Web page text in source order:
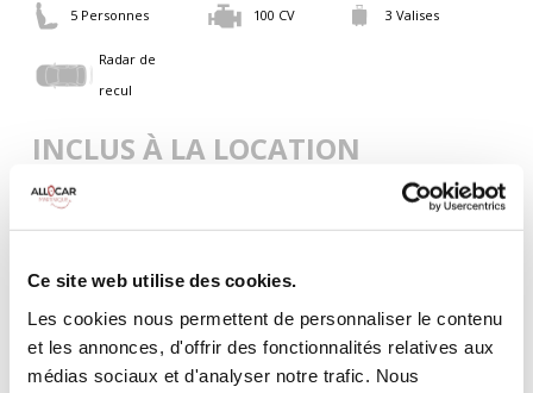
Ce site web utilise des cookies.
Les cookies nous permettent de personnaliser le contenu
et les annonces, d'offrir des fonctionnalités relatives aux
médias sociaux et d'analyser notre trafic. Nous
5 Personnes 100 CV 3 Valises
Radar de
recul
INCLUS À LA LOCATION
Carburant : plein à rendre plein
CONDITIONS DE LOCATION